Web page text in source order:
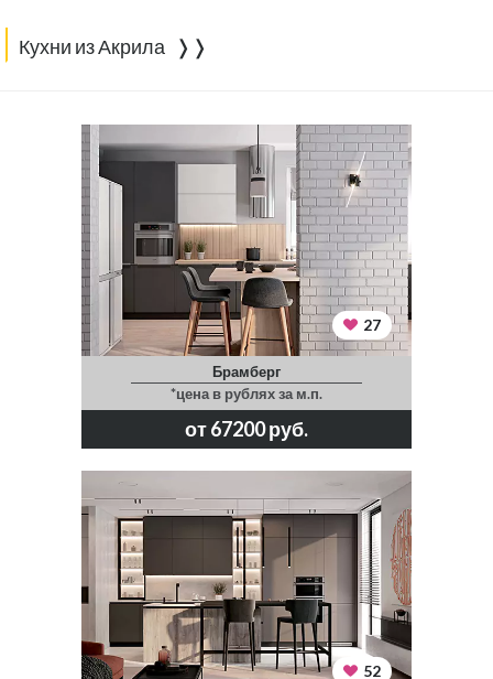
Кухни из Акрила ❭❭
27
Брамберг
*цена в рублях за м.п.
от 67200 руб.
52